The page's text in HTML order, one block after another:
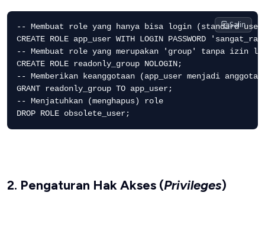
-- Membuat role yang hanya bisa login (standard
CREATE ROLE app_user WITH LOGIN PASSWORD
-- Membuat role yang merupakan 'group' tanpa izin
CREATE ROLE readonly_group NOLOGIN;
-- Memberikan keanggotaan (app_user menjadi anggota
GRANT readonly_group TO app_user;
-- Menjatuhkan (menghapus) role
Salin
2. Pengaturan Hak Akses (Privileges)